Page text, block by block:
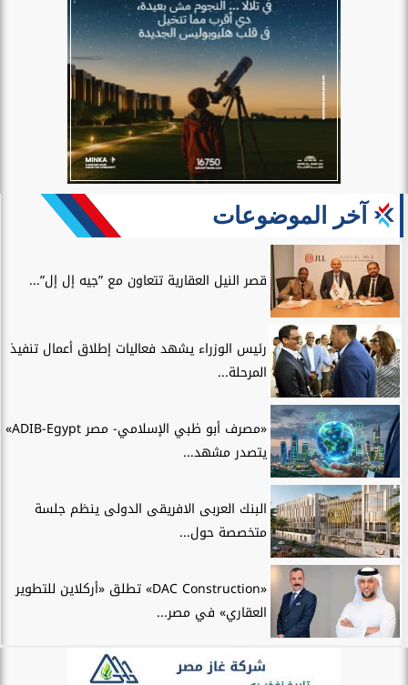
آخر الموضوعات
قصر النيل العقارية تتعاون مع ”جيه إل إل”...
رئيس الوزراء يشهد فعاليات إطلاق أعمال تنفيذ
المرحلة...
«مصرف أبو ظبي الإسلامي- مصر ADIB-Egypt»
يتصدر مشهد...
البنك العربى الافريقى الدولى ينظم جلسة
متخصصة حول...
«DAC Construction» تطلق «أركلاين للتطوير
العقاري» في مصر...